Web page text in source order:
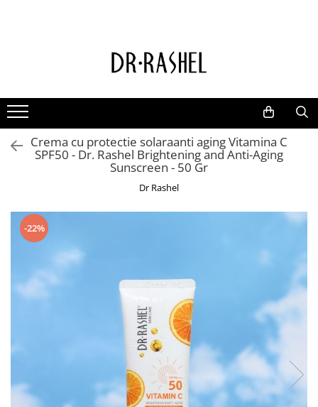
Lotiuni tonice
Creme de zi
Creme de noapte
Colagen
Vitamina c
Retinol
Acid Hialuronic
Aloe Vera
Crema cu protectie solaraanti aging Vitamina C
SPF50 - Dr. Rashel Brightening and Anti-Aging
Sunscreen - 50 Gr
Dr Rashel
-22%